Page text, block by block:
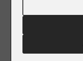
VERKAUFT